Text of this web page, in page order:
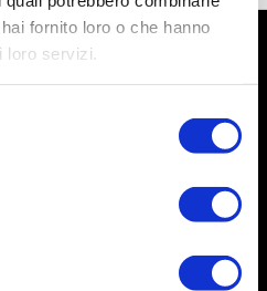
fornito loro o che hanno
loro servizi.